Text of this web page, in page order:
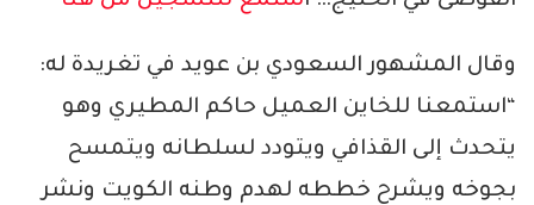
وقال المشهور السعودي بن عويد في تغريدة له:
“استمعنا للخاين العميل حاكم المطيري وهو
يتحدث إلى القذافي ويتودد لسلطانه ويتمسح
بجوخه ويشرح خططه لهدم وطنه الكويت ونشر